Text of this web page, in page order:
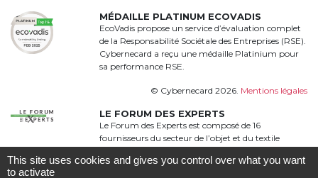
MÉDAILLE PLATINUM ECOVADIS
EcoVadis propose un service d’évaluation complet
de la Responsabilité Sociétale des Entreprises (RSE).
Cybernecard a reçu une médaille Platinium pour
sa performance RSE.
© Cybernecard 2026. Mentions légales
LE FORUM DES EXPERTS
Le Forum des Experts est composé de 16
fournisseurs du secteur de l’objet et du textile
qualitative et complémentaire à 360°
This site uses cookies and gives you control over what you want
to activate